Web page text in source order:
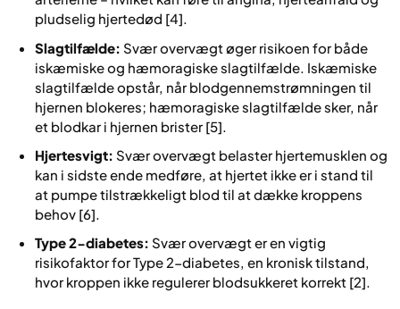
pludselig hjertedød [4].
Slagtilfælde: Svær overvægt øger risikoen for både
iskæmiske og hæmoragiske slagtilfælde. Iskæmiske
slagtilfælde opstår, når blodgennemstrømningen til
hjernen blokeres; hæmoragiske slagtilfælde sker, når
et blodkar i hjernen brister [5].
Hjertesvigt: Svær overvægt belaster hjertemusklen og
kan i sidste ende medføre, at hjertet ikke er i stand til
at pumpe tilstrækkeligt blod til at dække kroppens
behov [6].
Type 2-diabetes: Svær overvægt er en vigtig
risikofaktor for Type 2-diabetes, en kronisk tilstand,
hvor kroppen ikke regulerer blodsukkeret korrekt [2].